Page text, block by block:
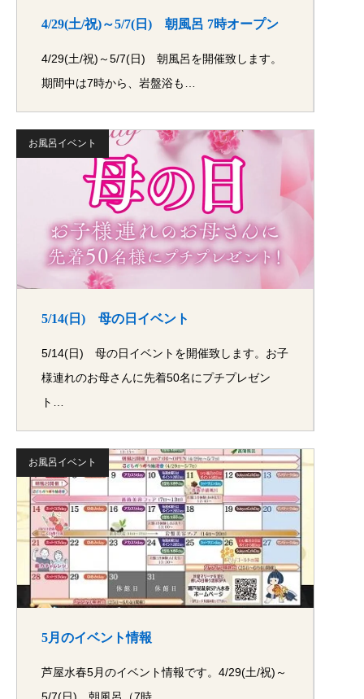
4/29(土/祝)～5/7(日) 朝風呂 7時オープン
4/29(土/祝)～5/7(日) 朝風呂を開催致します。
期間中は7時から、岩盤浴も…
お風呂イベント
5/14(日) 母の日イベント
5/14(日) 母の日イベントを開催致します。お子
様連れのお母さんに先着50名にプチプレゼン
ト…
お風呂イベント
5月のイベント情報
芦屋水春5月のイベント情報です。4/29(土/祝)～
5/7(日) 朝風呂（7時…